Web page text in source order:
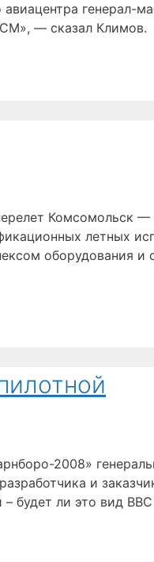
генерал-
— сказал Климов.
Комсомольск
летных
оборудования
2008»
и
– будет ли это вид